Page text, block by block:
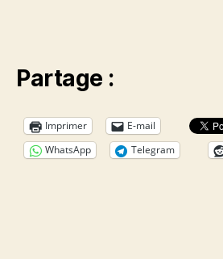
Partage :
Imprimer
E-mail
WhatsApp
Telegram